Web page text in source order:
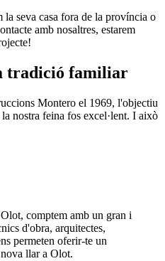
la seva casa fora de la província o
amb nosaltres, estarem
tradició familiar
Montero el 1969, l'objectiu
nostra feina fos excel·lent. I això
comptem amb un gran i
d'obra, arquitectes,
permeten oferir-te un
llar a Olot.